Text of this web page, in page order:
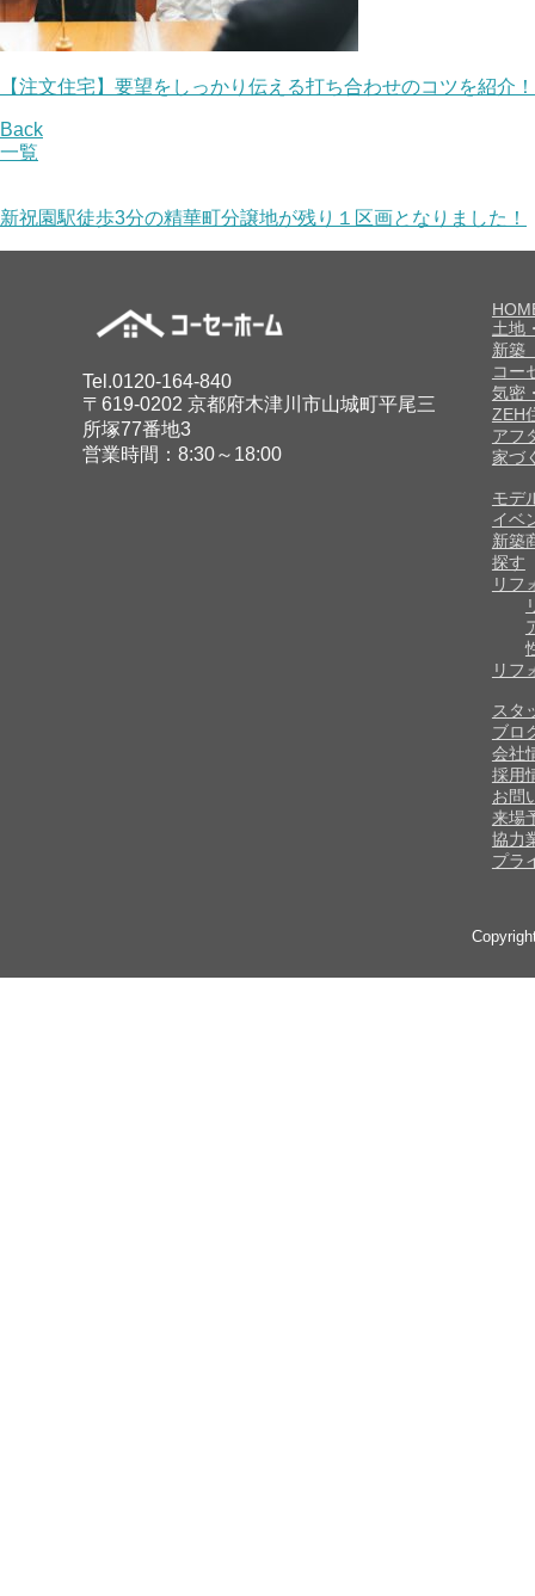
【注文住宅】要望をしっかり伝える打ち合わせのコツを紹介！
Back
一覧
新祝園駅徒歩3分の精華町分譲地が残り１区画となりました！
Tel.0120-164-840
〒619-0202 京都府木津川市山城町平尾三
所塚77番地3
営業時間：8:30～18:00
土地
新築
コー
気密
ZEH
アフ
家づ
モデ
イベ
新築
探す
リフ
リフ
スタ
ブロ
会社
採用
お問
来場
協力
プラ